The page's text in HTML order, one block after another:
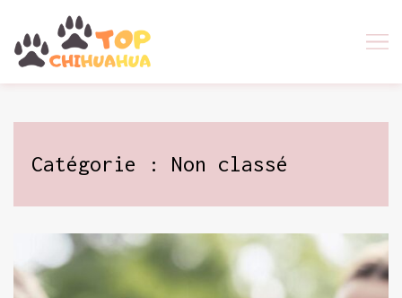
Skip
Catégorie : Non classé